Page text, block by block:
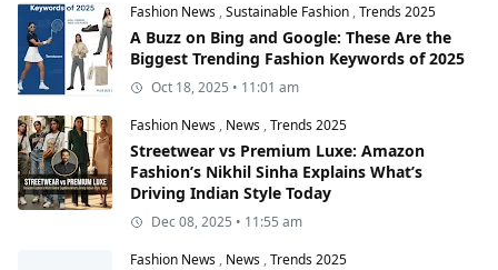
Fashion News ,Sustainable Fashion ,Trends 2025
A Buzz on Bing and Google: These Are the
Biggest Trending Fashion Keywords of 2025
Oct 18, 2025 • 11:01 am
Fashion News , News ,Trends 2025
Streetwear vs Premium Luxe: Amazon
Fashion’s Nikhil Sinha Explains What’s
Driving Indian Style Today
Dec 08, 2025 • 11:55 am
Fashion News , News ,Trends 2025